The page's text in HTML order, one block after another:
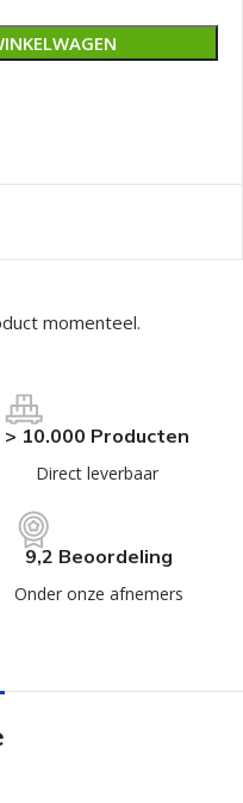
momenteel.
> 10.000 Producten
Direct leverbaar
9,2 Beoordeling
Onder onze afnemers